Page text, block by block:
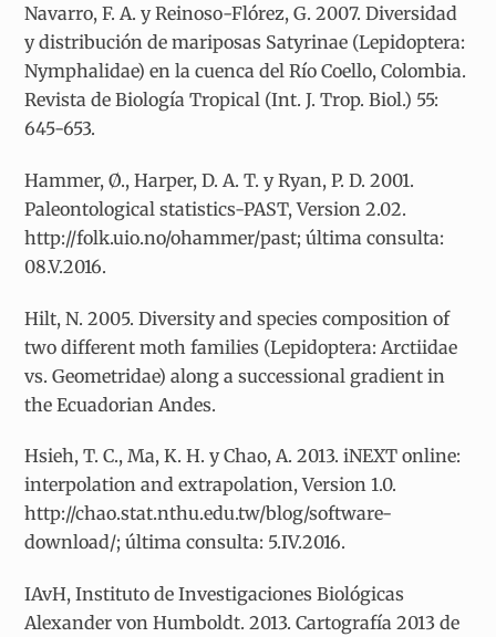
Navarro, F. A. y Reinoso-Flórez, G. 2007. Diversidad
y distribución de mariposas Satyrinae (Lepidoptera:
Nymphalidae) en la cuenca del Río Coello, Colombia.
Revista de Biología Tropical (Int. J. Trop. Biol.) 55:
645-653.
Hammer, Ø., Harper, D. A. T. y Ryan, P. D. 2001.
Paleontological statistics-PAST, Version 2.02.
http://folk.uio.no/ohammer/past; última consulta:
08.V.2016.
Hilt, N. 2005. Diversity and species composition of
two different moth families (Lepidoptera: Arctiidae
vs. Geometridae) along a successional gradient in
the Ecuadorian Andes.
Hsieh, T. C., Ma, K. H. y Chao, A. 2013. iNEXT online:
interpolation and extrapolation, Version 1.0.
http://chao.stat.nthu.edu.tw/blog/software-
download/; última consulta: 5.IV.2016.
IAvH, Instituto de Investigaciones Biológicas
Alexander von Humboldt. 2013. Cartografía 2013 de